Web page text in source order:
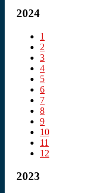
2024
1
2
3
4
5
6
7
8
9
10
11
12
2023